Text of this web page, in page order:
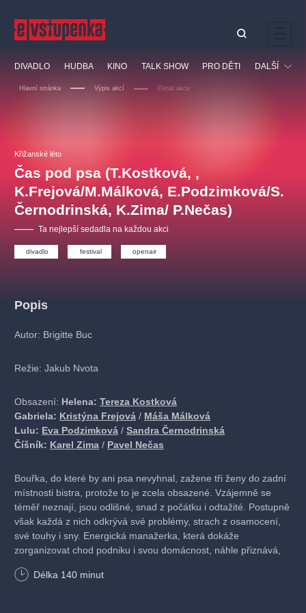
DIVADLO HUDBA KINO TALK SHOW PRO DĚTI DALŠÍ
Hlavní stránka Výpis akcí Detail akce
Křižanské léto
Čas pod psa (T.Kostková, ,
K.Frejová/M.Málková, E.Podzimková/S.
Černodrinská, K.Zima/ P.Nečas)
Ta nejlepší sedadla na každou akci
divadlo festival openair
Popis
Autor: Brigitte Buc
Režie: Jakub Nvota
Obsazení: Helena: Tereza Kostková
Gabriela: Kristýna Frejová / Máša Málková
Lulu: Eva Podzimková / Sandra Černodrinská
Číšník: Karel Zima / Pavel Nečas
Bouřka, do které by ani psa nevyhnal, zažene tři ženy do zadní
místnosti bistra, protože to je zcela obsazené. Vzájemně se
téměř neznají, jsou odlišné, snad z počátku i odtažité. Postupně
však každá z nich odkrývá své problémy, strach z osamocení,
své touhy i sny. Energická manažerka, která dokáže
zorganizovat chod podniku i svou domácnost, náhle přiznává,
že je všechno jinak. Svobodná matka, prodávající v butiku
prádlo, nejistotu zakrývá reálným pohledem na svět, tajemná
Délka 140 minut
Nejnavštěvovanější
doporučujeme